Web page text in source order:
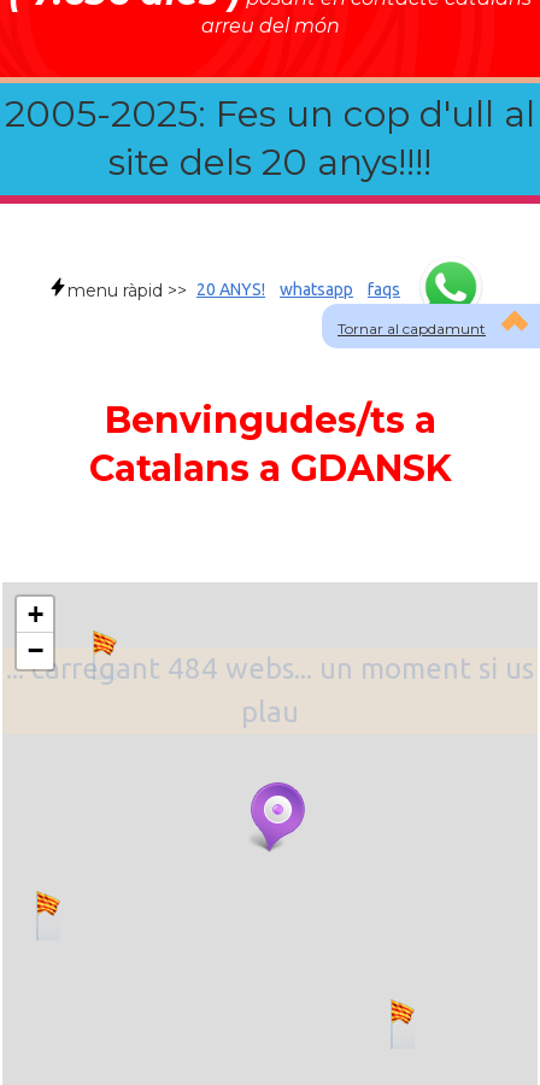
arreu del món
2005-2025: Fes un cop d'ull al
site dels 20 anys!!!!
Tornar al capdamunt
menu ràpid >> 20 ANYS! whatsapp faqs
Benvingudes/ts a
Catalans a GDANSK
... carregant 484 webs... un moment si us
plau
+
−